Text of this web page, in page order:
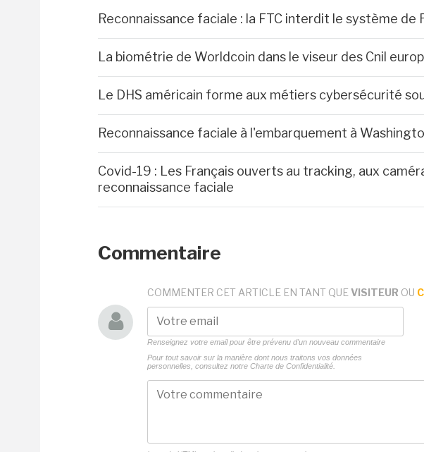
Reconnaissance faciale : la FTC interdit le système de
La biométrie de Worldcoin dans le viseur des Cnil
Le DHS américain forme aux métiers cybersécurité
Reconnaissance faciale à l'embarquement à
Covid-19 : Les Français ouverts au tracking, aux
reconnaissance faciale
Commentaire
COMMENTER CET ARTICLE EN TANT QUE VISITEUR OU
Renseignez votre email pour être prévenu d'un nouveau commentaire
Pour tout savoir sur la manière dont nous traitons vos données
personnelles, consultez notre Charte de Confidentialité.